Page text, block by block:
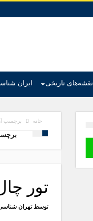
نقشه‌های تاریخی ایران
خانه برچسب
تور
توسطتهران